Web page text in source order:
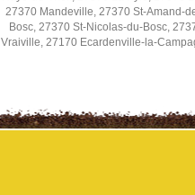
27370 Mandeville, 27370 St-Amand-
Bosc, 27370 St-Nicolas-du-Bosc,
Vraiville, 27170 Ecardenville-la-